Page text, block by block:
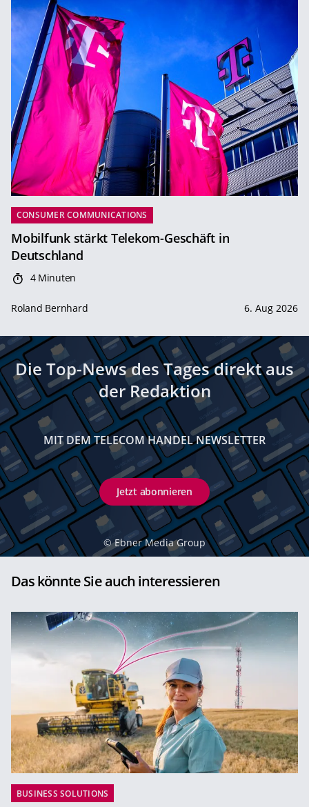
CONSUMER COMMUNICATIONS
Mobilfunk stärkt Telekom-Geschäft in
Deutschland
4 Minuten
Roland Bernhard 6. Aug 2026
Die Top-News des Tages direkt aus
der Redaktion
MIT DEM TELECOM HANDEL NEWSLETTER
Jetzt abonnieren
© Ebner Media Group
Das könnte Sie auch interessieren
BUSINESS SOLUTIONS